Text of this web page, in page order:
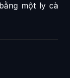
bằng một ly cà